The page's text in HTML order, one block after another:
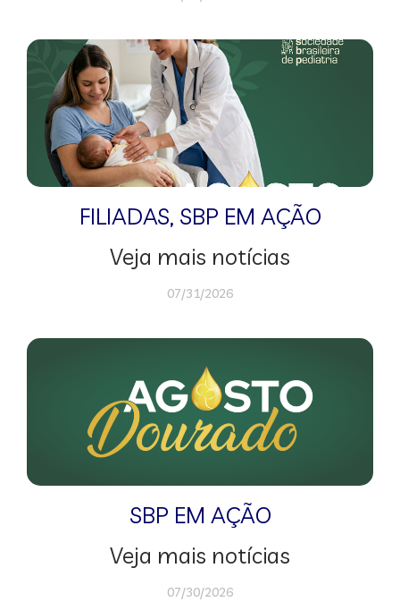
FILIADAS, SBP EM AÇÃO
Veja mais notícias
07/31/2026
SBP EM AÇÃO
Veja mais notícias
07/30/2026